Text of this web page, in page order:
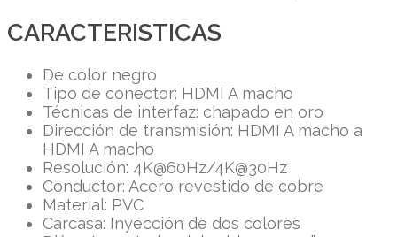
CARACTERISTICAS
De color negro
Tipo de conector: HDMI A macho
Técnicas de interfaz: chapado en oro
Dirección de transmisión: HDMI A macho a
HDMI A macho
Resolución: 4K@60Hz/4K@30Hz
Conductor: Acero revestido de cobre
Material: PVC
Carcasa: Inyección de dos colores